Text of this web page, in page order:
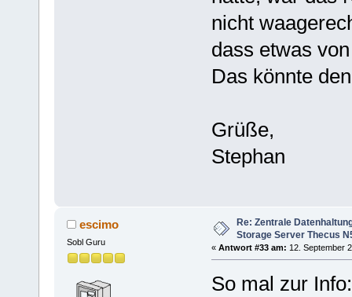
nicht
dass etwas
Das könnte
Grüße,
Stephan
escimo
Sobl Guru
Re: Zentrale
Storage Server Thecus
« Antwort #33 am: 12. September
So mal zur